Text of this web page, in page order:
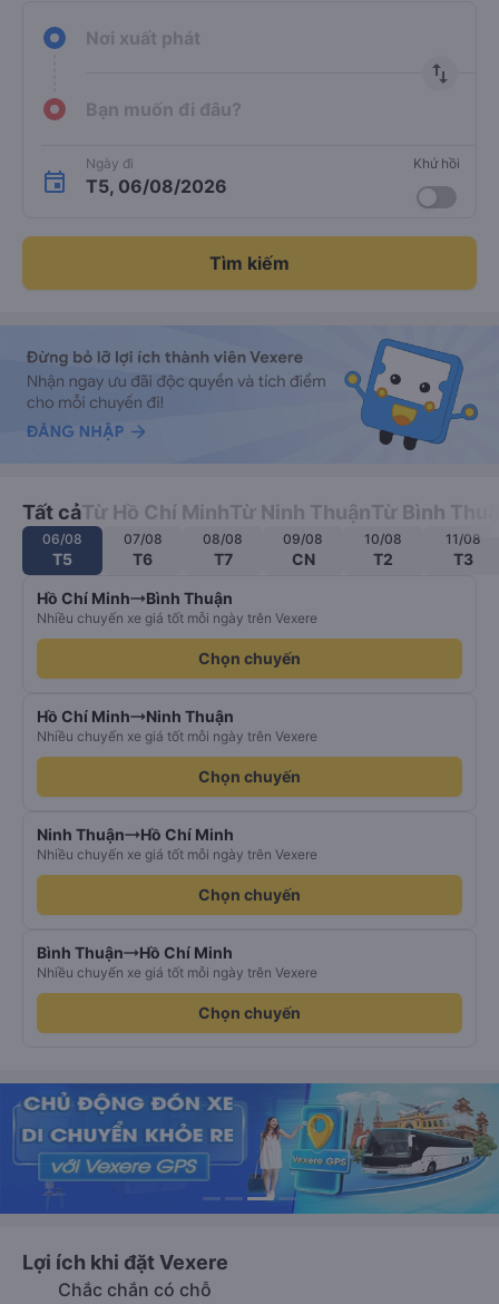
Nơi xuất phát
import_export
Bạn muốn đi đâu?
Ngày đi
T5, 06/08/2026
Khứ hồi
Tìm kiếm
Tất cảTừ Hồ Chí MinhTừ Ninh ThuậnTừ Bình
06/08
T5
07/08
T6
08/08
T7
09/08
CN
10/08
T2
11/08
T3
Hồ Chí Minh Bình Thuận
Nhiều chuyến xe giá tốt mỗi ngày trên Vexere
Chọn chuyến
Hồ Chí Minh Ninh Thuận
Nhiều chuyến xe giá tốt mỗi ngày trên Vexere
Chọn chuyến
Ninh Thuận Hồ Chí Minh
Nhiều chuyến xe giá tốt mỗi ngày trên Vexere
Chọn chuyến
Bình Thuận Hồ Chí Minh
Nhiều chuyến xe giá tốt mỗi ngày trên Vexere
Chọn chuyến
Lợi ích khi đặt Vexere
Chắc chắn có chỗ